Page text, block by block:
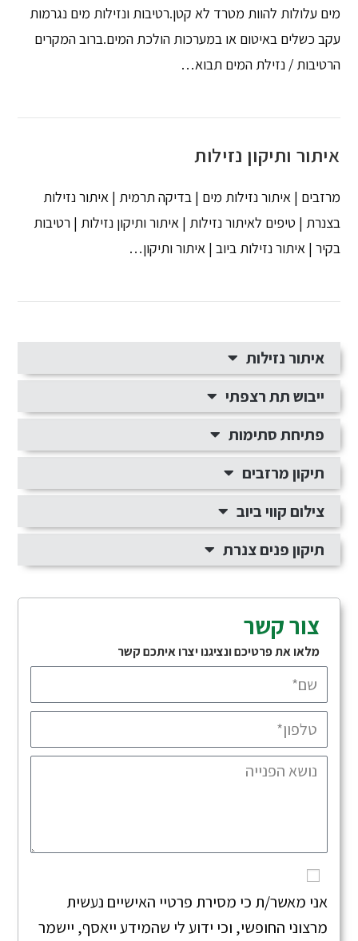
מים עלולות להוות מטרד לא קטן.רטיבות ונזילות מים נגרמות
עקב כשלים באיטום או במערכות הולכת המים.ברוב המקרים
הרטיבות / נזילת המים תבוא…
איתור ותיקון נזילות
מרזבים | איתור נזילות מים | בדיקה תרמית | איתור נזילות
בצנרת | טיפים לאיתור נזילות | איתור ותיקון נזילות | רטיבות
בקיר | איתור נזילות ביוב | איתור ותיקון…
איתור נזילות
ייבוש תת רצפתי
פתיחת סתימות
תיקון מרזבים
צילום קווי ביוב
תיקון פנים צנרת
צור קשר
מלאו את פרטיכם ונציגנו יצרו איתכם קשר
אני מאשר/ת כי מסירת פרטיי האישיים נעשית
מרצוני החופשי, וכי ידוע לי שהמידע ייאסף, יישמר